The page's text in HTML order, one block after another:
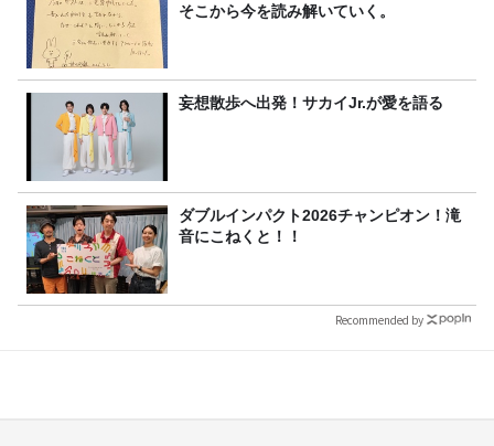
そこから今を読み解いていく。
妄想散歩へ出発！サカイJr.が愛を語る
ダブルインパクト2026チャンピオン！滝
音にこねくと！！
Recommended by